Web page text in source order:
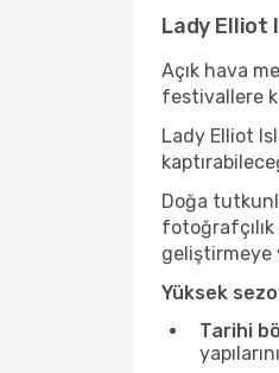
Lady Elliot
Açık hava
festivallere
Lady Elliot
Doğa
geliştirmeye
Yüksek
Tarihi